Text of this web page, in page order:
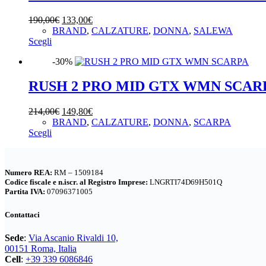
possono
essere
scelte
pagina
prodotto
190,00€ Il
prezzo
190,00€.
133,00€Il
prezzo
133,00€.
BRAND, CALZATURE, DONNA, SALEWA
Scegli
ha
varianti.
Le
possono
essere
scelte
del
prodotto
-30%
RUSH 2 PRO MID GTX WMN
214,00€ Il
prezzo
149,80€Il
prezzo
BRAND, CALZATURE, DONNA, SCARPA
Scegli
varianti.
Le
opzioni
nella
pagina
del
Numero REA: RM – 1509184
Codice fiscale e n.iscr. al Registro Imprese: LNGRTI74D69H501Q
Partita IVA: 07096371005
Contattaci
Sede: Via Ascanio Rivaldi 10,
00151 Roma, Italia
Cell: +39 339 6086846